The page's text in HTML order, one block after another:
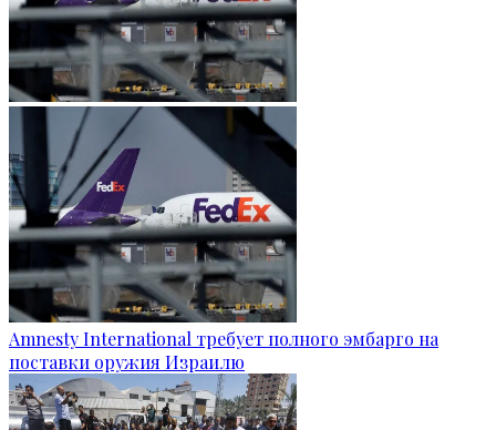
Amnesty International требует полного эмбарго на
поставки оружия Израилю